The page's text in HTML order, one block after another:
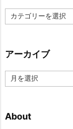
カ
テ
ー
アーカイブ
ー
ブ
About